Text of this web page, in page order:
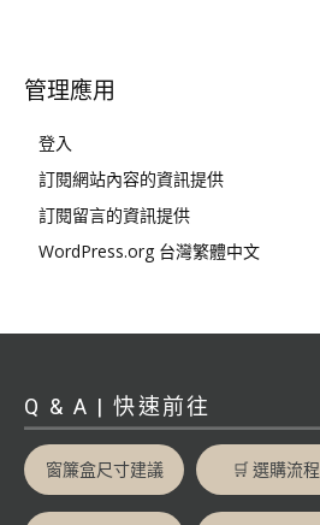
管理應用
登入
訂閱網站內容的資訊提供
訂閱留言的資訊提供
WordPress.org 台灣繁體中文
Q & A | 快速前往
窗簾盒尺寸建議 🛒 選購流程